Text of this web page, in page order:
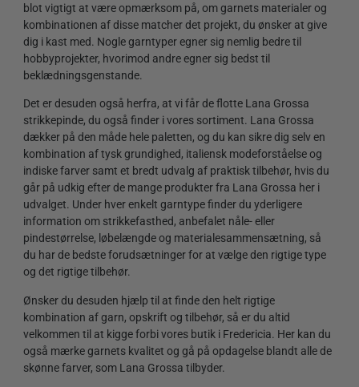
blot vigtigt at være opmærksom på, om garnets materialer og
kombinationen af disse matcher det projekt, du ønsker at give
dig i kast med. Nogle garntyper egner sig nemlig bedre til
hobbyprojekter, hvorimod andre egner sig bedst til
beklædningsgenstande.
Det er desuden også herfra, at vi får de flotte Lana Grossa
strikkepinde, du også finder i vores sortiment. Lana Grossa
dækker på den måde hele paletten, og du kan sikre dig selv en
kombination af tysk grundighed, italiensk modeforståelse og
indiske farver samt et bredt udvalg af praktisk tilbehør, hvis du
går på udkig efter de mange produkter fra Lana Grossa her i
udvalget. Under hver enkelt garntype finder du yderligere
information om strikkefasthed, anbefalet nåle- eller
pindestørrelse, løbelængde og materialesammensætning, så
du har de bedste forudsætninger for at vælge den rigtige type
og det rigtige tilbehør.
Ønsker du desuden hjælp til at finde den helt rigtige
kombination af garn, opskrift og tilbehør, så er du altid
velkommen til at kigge forbi vores butik i Fredericia. Her kan du
også mærke garnets kvalitet og gå på opdagelse blandt alle de
skønne farver, som Lana Grossa tilbyder.